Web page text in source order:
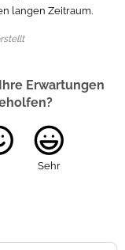
langen Zeitraum.
Erwartungen
Sehr